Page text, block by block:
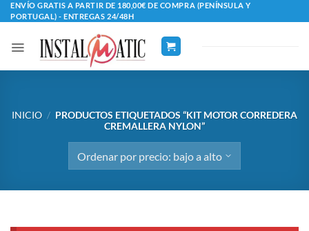
Saltar
al
contenido
ENVÍO GRATIS A PARTIR DE 180,00€ DE COMPRA (PENÍNSULA Y
PORTUGAL) - ENTREGAS 24/48H
INICIO / PRODUCTOS ETIQUETADOS “KIT MOTOR CORREDERA
CREMALLERA NYLON”